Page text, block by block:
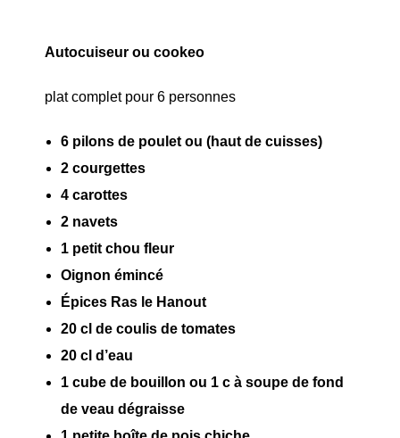
Autocuiseur ou cookeo
plat complet pour 6 personnes
6 pilons de poulet ou (haut de cuisses)
2 courgettes
4 carottes
2 navets
1 petit chou fleur
Oignon émincé
Épices Ras le Hanout
20 cl de coulis de tomates
20 cl d’eau
1 cube de bouillon ou 1 c à soupe de fond
de veau dégraisse